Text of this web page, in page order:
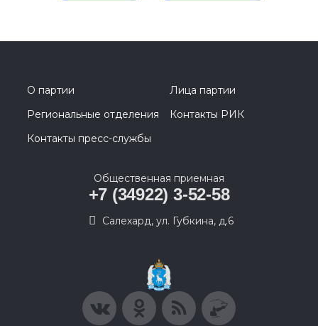
О партии
Лица партии
Региональные отделения
Контакты РИК
Контакты пресс-службы
Общественная приемная
+7 (34922) 3-52-58
Салехард, ул. Губкина, д.6